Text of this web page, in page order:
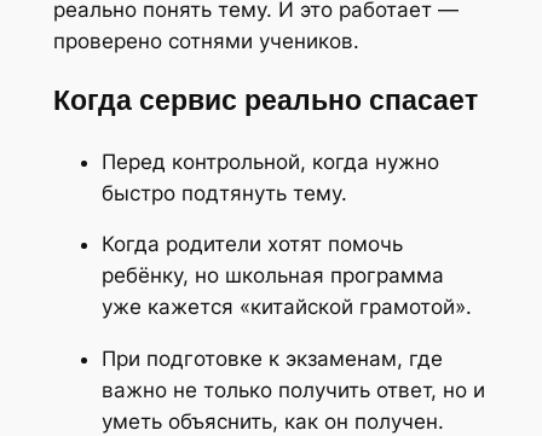
реально понять тему. И это работает —
проверено сотнями учеников.
Когда сервис реально спасает
Перед контрольной, когда нужно
быстро подтянуть тему.
Когда родители хотят помочь
ребёнку, но школьная программа
уже кажется «китайской грамотой».
При подготовке к экзаменам, где
важно не только получить ответ, но и
уметь объяснить, как он получен.